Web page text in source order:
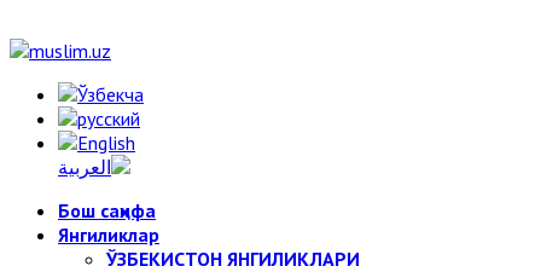
Бош саҳифа
Янгиликлар
ЎЗБЕКИСТОН ЯНГИЛИКЛАРИ